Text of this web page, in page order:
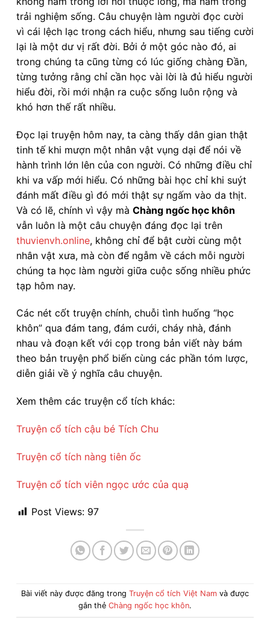
trải nghiệm sống. Câu chuyện làm người đọc cười
vì cái lệch lạc trong cách hiểu, nhưng sau tiếng cười
lại là một dư vị rất đời. Bởi ở một góc nào đó, ai
trong chúng ta cũng từng có lúc giống chàng Đần,
từng tưởng rằng chỉ cần học vài lời là đủ hiểu người
hiểu đời, rồi mới nhận ra cuộc sống luôn rộng và
khó hơn thế rất nhiều.
Đọc lại truyện hôm nay, ta càng thấy dân gian thật
tinh tế khi mượn một nhân vật vụng dại để nói về
hành trình lớn lên của con người. Có những điều chỉ
khi va vấp mới hiểu. Có những bài học chỉ khi suýt
đánh mất điều gì đó mới thật sự ngấm vào da thịt.
Và có lẽ, chính vì vậy mà Chàng ngốc học khôn
vẫn luôn là một câu chuyện đáng đọc lại trên
thuvienvh.online, không chỉ để bật cười cùng một
nhân vật xưa, mà còn để ngẫm về cách mỗi người
chúng ta học làm người giữa cuộc sống nhiều phức
tạp hôm nay.
Các nét cốt truyện chính, chuỗi tình huống “học
khôn” qua đám tang, đám cưới, cháy nhà, đánh
nhau và đoạn kết với cọp trong bản viết này bám
theo bản truyện phổ biến cùng các phần tóm lược,
diễn giải về ý nghĩa câu chuyện.
Xem thêm các truyện cổ tích khác:
Truyện cổ tích cậu bé Tích Chu
Truyện cổ tích nàng tiên ốc
Truyện cổ tích viên ngọc ước của quạ
Post Views: 97
Bài viết này được đăng trong Truyện cổ tích Việt Nam và được
gắn thẻ Chàng ngốc học khôn.